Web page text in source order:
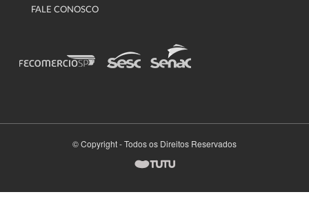
FALE CONOSCO
© Copyright - Todos os Direitos Reservados